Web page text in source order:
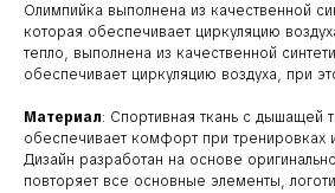
Олимпийка выполнена из качественной
которая обеспечивает циркуляцию
тепло, выполнена из качественной
обеспечивает циркуляцию воздуха, при
Материал: Спортивная ткань с дышащей
обеспечивает комфорт при тренировках
Дизайн разработан на основе
повторяет все основные элементы,